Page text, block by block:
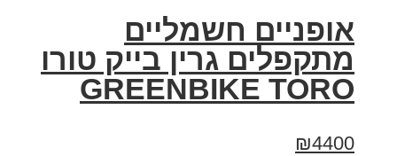
אופניים חשמליים
מתקפלים גרין בייק טורו
GREENBIKE TORO
₪4400